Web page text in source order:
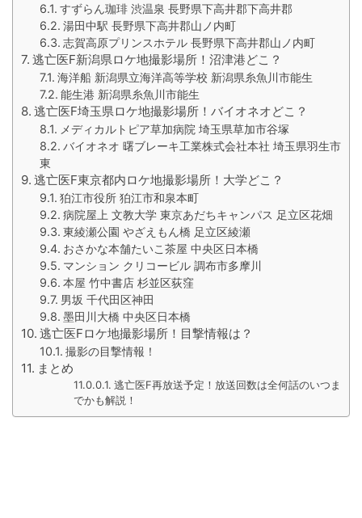
すずらん珈琲 渋温泉 長野県下高井郡下高井郡
湯田中駅 長野県下高井郡山ノ内町
志賀高原プリンスホテル 長野県下高井郡山ノ内町
逃亡医F新潟県ロケ地撮影場所！沼津港どこ？
海洋船 新潟県立海洋高等学校 新潟県糸魚川市能生
能生港 新潟県糸魚川市能生
逃亡医F埼玉県ロケ地撮影場所！バイオネオどこ？
メディカルトピア草加病院 埼玉県草加市谷塚
バイオネオ 曙ブレーキ工業株式会社本社 埼玉県羽生市
東
逃亡医F東京都内ロケ地撮影場所！大学どこ？
狛江市役所 狛江市和泉本町
病院屋上 文教大学 東京あだちキャンパス 足立区花畑
東綾瀬公園 やざえもん橋 足立区綾瀬
おさかな本舗たいこ茶屋 中央区日本橋
マンション クリコービル 調布市多摩川
本屋 竹中書店 杉並区荻窪
男坂 千代田区神田
墨田川大橋 中央区日本橋
逃亡医Fロケ地撮影場所！目撃情報は？
撮影の目撃情報！
まとめ
逃亡医F再放送予定！放送回数は全何話のいつま
でかも解説！